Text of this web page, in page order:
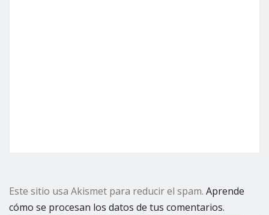
Este sitio usa Akismet para reducir el spam. Aprende
cómo se procesan los datos de tus comentarios.